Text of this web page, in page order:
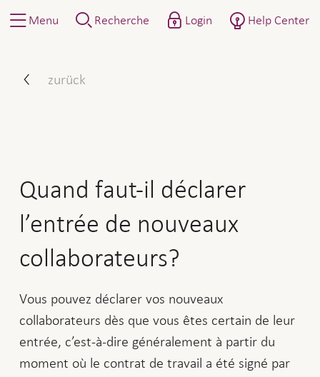
Menu Recherche Login Help Center
zurück
Quand faut-il déclarer
l’entrée de nouveaux
collaborateurs?
Vous pouvez déclarer vos nouveaux
collaborateurs dès que vous êtes certain de leur
entrée, c’est-à-dire généralement à partir du
moment où le contrat de travail a été signé par